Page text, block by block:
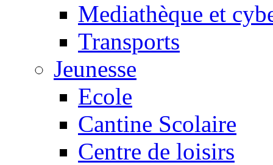
Mediathèque et
Transports
Jeunesse
Ecole
Cantine Scolaire
Centre de loisirs